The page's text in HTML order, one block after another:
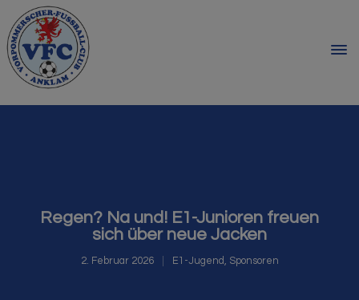
Regen? Na und! E1-Junioren freuen
sich über neue Jacken
2. Februar 2026 E1-Jugend, Sponsoren